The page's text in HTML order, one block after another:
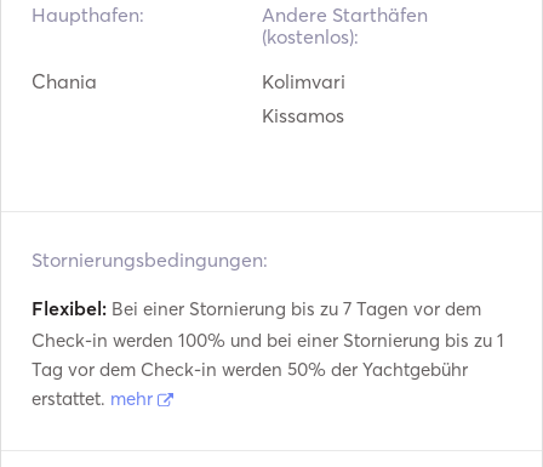
Haupthafen:
Chania
Andere Starthäfen
(kostenlos):
Kolimvari
Kissamos
Stornierungsbedingungen:
Flexibel: Bei einer Stornierung bis zu 7 Tagen vor dem
Check-in werden 100% und bei einer Stornierung bis zu 1
Tag vor dem Check-in werden 50% der Yachtgebühr
erstattet. mehr